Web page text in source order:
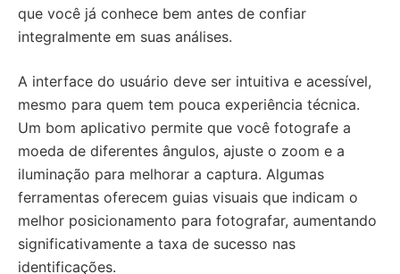
que você já conhece bem antes de confiar
integralmente em suas análises.
A interface do usuário deve ser intuitiva e acessível,
mesmo para quem tem pouca experiência técnica.
Um bom aplicativo permite que você fotografe a
moeda de diferentes ângulos, ajuste o zoom e a
iluminação para melhorar a captura. Algumas
ferramentas oferecem guias visuais que indicam o
melhor posicionamento para fotografar, aumentando
significativamente a taxa de sucesso nas
identificações.